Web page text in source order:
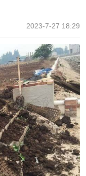
2023-7-27 18:29